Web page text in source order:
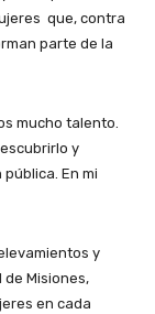
que, contra
parte de la
mucho talento.
y
En mi
y
Misiones,
en cada